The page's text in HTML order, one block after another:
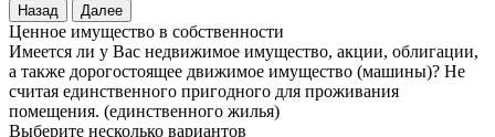
Назад Далее
Ценное имущество в собственности
Имеется ли у Вас недвижимое имущество, акции, облигации,
а также дорогостоящее движимое имущество (машины)? Не
считая единственного пригодного для проживания
помещения. (единственного жилья)
Выберите несколько вариантов